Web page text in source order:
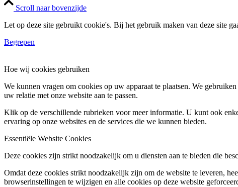
Scroll naar bovenzijde
Let op deze site gebruikt cookie's. Bij het gebruik maken van deze site
Begrepen
Hoe wij cookies gebruiken
We kunnen vragen om cookies op uw apparaat te plaatsen. We
uw relatie met onze website aan te passen.
Klik op de verschillende rubrieken voor meer informatie. U kunt ook
ervaring op onze websites en de services die we kunnen bieden.
Essentiële Website Cookies
Deze cookies zijn strikt noodzakelijk om u diensten aan te bieden die
Omdat deze cookies strikt noodzakelijk zijn om de website te leveren,
browserinstellingen te wijzigen en alle cookies op deze website